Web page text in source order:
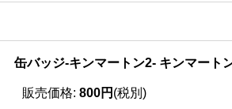
缶バッジ-キンマートン2- キンマート
販売価格: 800円 (税別)